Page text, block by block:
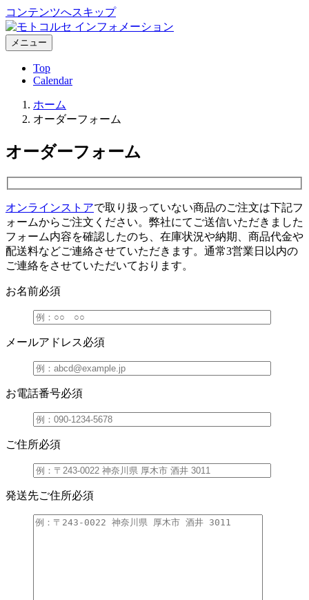
コンテンツへスキップ
メニュー
Top
Calendar
ホーム
オーダーフォーム
オーダーフォーム
オンラインストアで取り扱っていない商品のご注文は下記フ
ォームからご注文ください。弊社にてご送信いただきました
フォーム内容を確認したのち、在庫状況や納期、商品代金や
配送料などご連絡させていただきます。通常3営業日以内の
ご連絡をさせていただいております。
お名前必須
メールアドレス必須
お電話番号必須
ご住所必須
発送先ご住所必須